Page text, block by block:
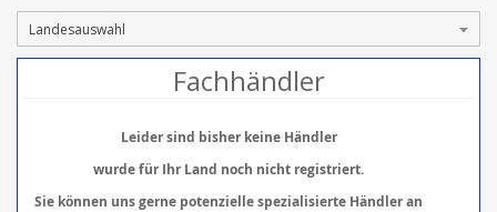
Fachhändler
Leider sind bisher keine Händler
wurde für Ihr Land noch nicht registriert.
Sie können uns gerne potenzielle spezialisierte Händler an